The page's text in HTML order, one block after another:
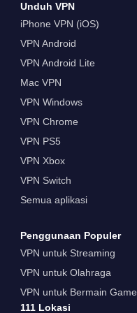
Unduh VPN
iPhone VPN (iOS)
VPN Android
VPN Android Lite
Mac VPN
VPN Windows
VPN Chrome
VPN PS5
VPN Xbox
VPN Switch
Semua aplikasi
Penggunaan Populer
VPN untuk Streaming
VPN untuk Olahraga
VPN untuk Bermain Game
111 Lokasi